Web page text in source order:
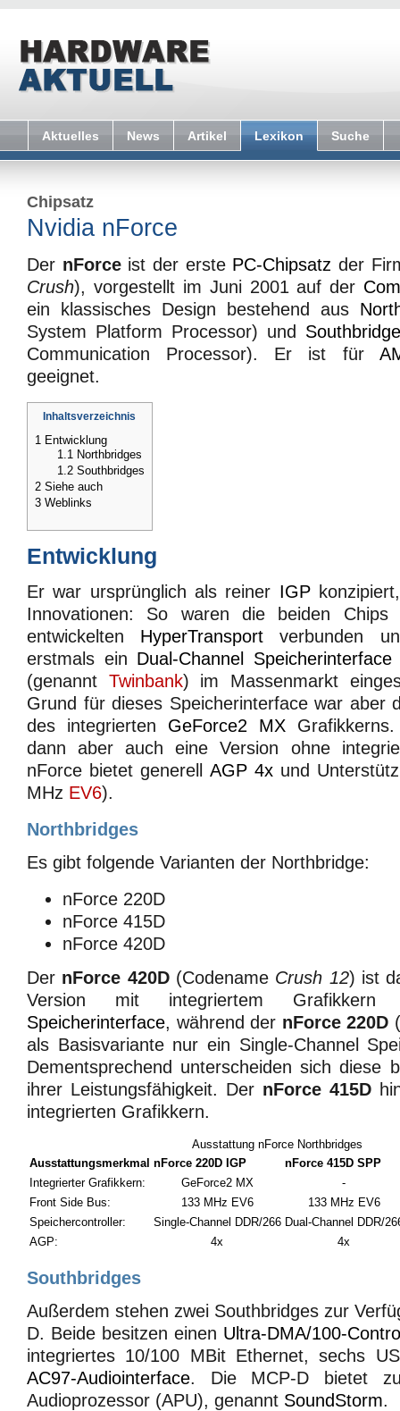
Aktuelles News Artikel Lexikon Suche
Chipsatz
Nvidia nForce
Der nForceist der erste PC-Chipsatz der
Crush), vorgestellt im Juni 2001 auf der
ein klassisches Design bestehend aus
System Platform Processor) und
Communication Processor). Er ist für
geeignet.
Inhaltsverzeichnis
1 Entwicklung
1.1 Northbridges
1.2 Southbridges
2 Siehe auch
3 Weblinks
Entwicklung
Er war ursprünglich als reiner IGP
Innovationen: So waren die beiden
entwickelten HyperTransport verbunden
erstmals ein Dual-Channel Speicherinterface
(genannt Twinbank) im Massenmarkt
Grund für dieses Speicherinterface war aber
des integrierten GeForce2 MX
dann aber auch eine Version ohne
nForce bietet generell AGP 4xund
MHz EV6).
Northbridges
Es gibt folgende Varianten der Northbridge:
nForce 220D
nForce 415D
nForce 420D
Der nForce 420D(Codename Crush 12) ist
Version mit integriertem
Speicherinterface, während der nForce 220D
als Basisvariante nur ein Single-Channel
Dementsprechend unterscheiden sich diese
ihrer Leistungsfähigkeit. Der nForce 415D
integrierten Grafikkern.
Ausstattung nForce Northbridges
Ausstattungsmerkmal nForce 220D IGP
nForce 415D SPP
Integrierter Grafikkern: GeForce2 MX
-
Front Side Bus:
133 MHz EV6
133 MHz EV6
Speichercontroller:
Single-Channel DDR/266 Dual-Channel DDR/
AGP:
4x 4x
Southbridges
Außerdem stehen zwei Southbridges zur
D. Beide besitzen einen Ultra-DMA/100-
integriertes 10/100 MBit Ethernet, sechs
AC97-Audiointerface. Die MCP-D bietet
Audioprozessor (APU), genannt SoundStorm.